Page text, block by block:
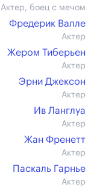
Актер, боец с мечом
Фредерик Валле
Актер
Жером Тиберьен
Актер
Эрни Джексон
Актер
Ив Ланглуа
Актер
Жан Френетт
Актер
Паскаль Гарнье
Актер